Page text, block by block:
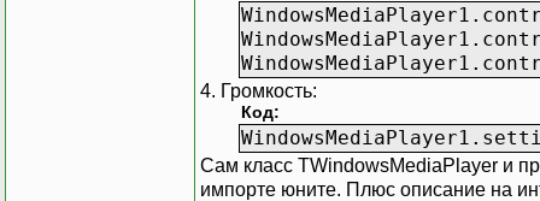
4. Громкость:
Код:
Сам класс TWindowsMediaPlayer и
импорте юните. Плюс описание на